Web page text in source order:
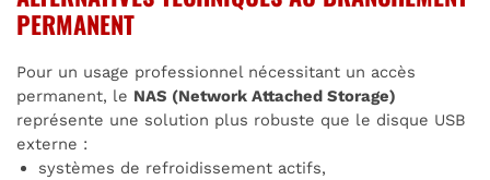
PERMANENT
Pour un usage professionnel nécessitant un accès
permanent, le NAS (Network Attached Storage)
représente une solution plus robuste que le disque USB
externe :
systèmes de refroidissement actifs,